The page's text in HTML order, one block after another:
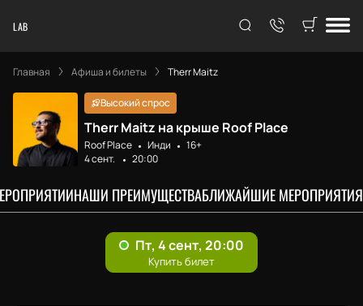
LAB
Главная Афиша и билеты Therr Maitz
Высокий спрос
Therr Maitz на крыше Roof Place
Roof Place Инди
16+
4 сент.
20:00
НАШИ ПРЕИМУЩЕСТВАБЛИЖАЙШИЕ МЕРОПРИЯТИЯ